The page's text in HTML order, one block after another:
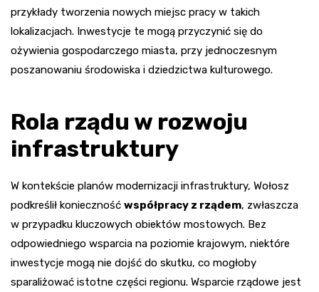
przykłady tworzenia nowych miejsc pracy w takich
lokalizacjach. Inwestycje te mogą przyczynić się do
ożywienia gospodarczego miasta, przy jednoczesnym
poszanowaniu środowiska i dziedzictwa kulturowego.
Rola rządu w rozwoju
infrastruktury
W kontekście planów modernizacji infrastruktury, Wołosz
podkreślił konieczność współpracy z rządem, zwłaszcza
w przypadku kluczowych obiektów mostowych. Bez
odpowiedniego wsparcia na poziomie krajowym, niektóre
inwestycje mogą nie dojść do skutku, co mogłoby
sparaliżować istotne części regionu. Wsparcie rządowe jest